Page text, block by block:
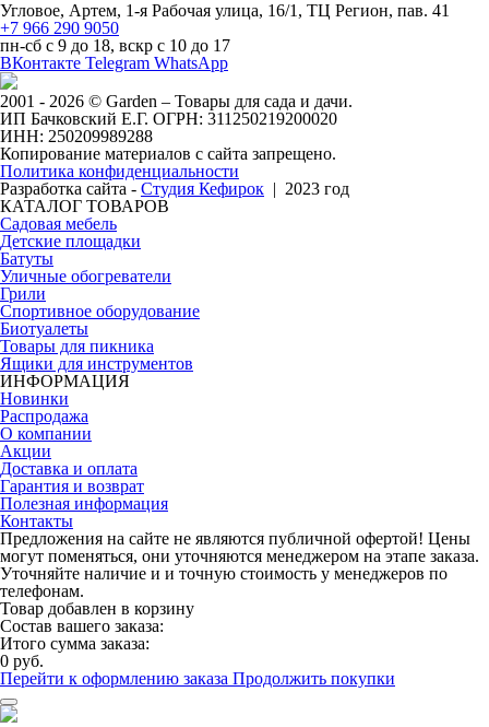
Угловое, Артем, ​1-я Рабочая улица, 16/1, ТЦ Регион, пав. 41
+7 966 290 9050
пн-сб с 9 до 18, вскр с 10 до 17
ВКонтакте Telegram WhatsApp
2001 - 2026 © Garden – Товары для сада и дачи.
ИП Бачковский Е.Г. ОГРН: 311250219200020
ИНН: 250209989288
Копирование материалов с сайта запрещено.
Политика конфиденциальности
Разработка сайта - Студия Кефирок | 2023 год
КАТАЛОГ ТОВАРОВ
Садовая мебель
Детские площадки
Батуты
Уличные обогреватели
Грили
Спортивное оборудование
Биотуалеты
Товары для пикника
Ящики для инструментов
ИНФОРМАЦИЯ
Новинки
Распродажа
О компании
Акции
Доставка и оплата
Гарантия и возврат
Полезная информация
Контакты
Предложения на сайте не являются публичной офертой! Цены
могут поменяться, они уточняются менеджером на этапе заказа.
Уточняйте наличие и и точную стоимость у менеджеров по
телефонам.
Товар добавлен в корзину
Состав вашего заказа:
Итого сумма заказа:
0 руб.
Перейти к оформлению заказа Продолжить покупки